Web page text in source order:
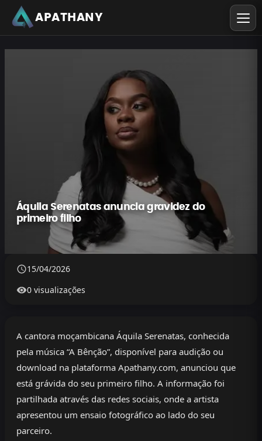
APATHANY
Áquila Serenatas anuncia gravidez do
primeiro filho
15/04/2026
0 visualizações
A cantora moçambicana Áquila Serenatas, conhecida
pela música “A Bênção”, disponível para audição ou
download na plataforma Apathany.com, anunciou que
está grávida do seu primeiro filho. A informação foi
partilhada através das redes sociais, onde a artista
apresentou um ensaio fotográfico ao lado do seu
parceiro.